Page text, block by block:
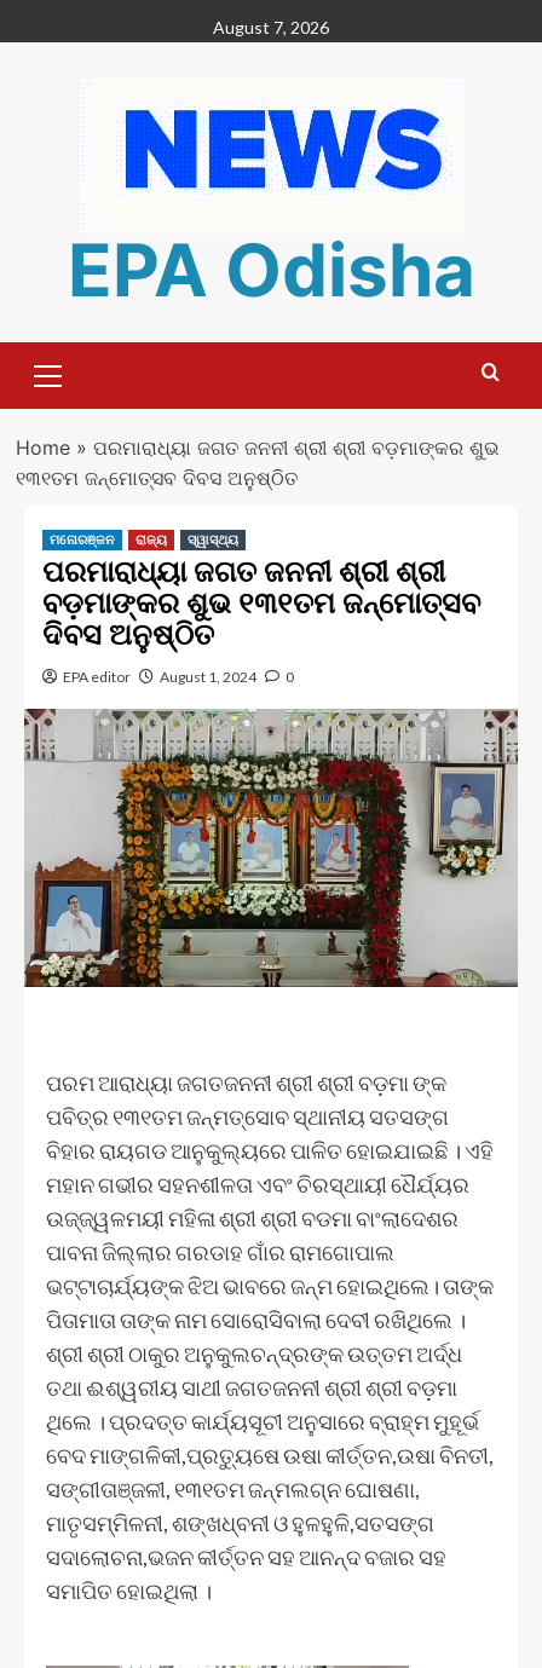
to
August 7, 2026
EPA Odisha
Menu
Home» ପରମାରାଧ୍ୟା ଜଗତ ଜନନୀ ଶ୍ରୀ ଶ୍ରୀ ବଡ଼ମାଙ୍କର ଶୁଭ
୧୩୧ତମ ଜନ୍ମୋତ୍ସବ ଦିବସ ଅନୁଷ୍ଠିତ
ମନୋରଞ୍ଜନ ରାଜ୍ୟ ସ୍ୱାସ୍ଥ୍ୟ
ପରମାରାଧ୍ୟା ଜଗତ ଜନନୀ ଶ୍ରୀ ଶ୍ରୀ
ବଡ଼ମାଙ୍କର ଶୁଭ ୧୩୧ତମ ଜନ୍ମୋତ୍ସବ
ଦିବସ ଅନୁଷ୍ଠିତ
EPA editor August 1, 2024 0
ପରମ ଆରାଧ୍ୟା ଜଗତଜନନୀ ଶ୍ରୀ ଶ୍ରୀ ବଡ଼ମା ଙ୍କ
ପବିତ୍ର ୧୩୧ତମ ଜନ୍ମତ୍ସୋବ ସ୍ଥାନୀୟ ସତସଙ୍ଗ
ବିହାର ରାୟଗଡ ଆନୁକୁଲ୍ୟରେ ପାଳିତ ହୋଇଯାଇଛି । ଏହି
ମହାନ ଗଭୀର ସହନଶୀଳତା ଏବଂ ଚିରସ୍ଥାୟୀ ଧୈର୍ଯ୍ୟର
ଉଜ୍ଜ୍ୱଳମୟୀ ମହିଳା ଶ୍ରୀ ଶ୍ରୀ ବଡମା ବାଂଲାଦେଶର
ପାବନା ଜିଲ୍ଲାର ଗରଡାହ ଗାଁର ରାମଗୋପାଲ
ଭଟ୍ଟାଚାର୍ଯ୍ୟଙ୍କ ଝିଅ ଭାବରେ ଜନ୍ମ ହୋଇଥିଲେ। ତାଙ୍କ
ପିତାମାତା ତାଙ୍କ ନାମ ସୋରୋସିବାଲା ଦେବୀ ରଖିଥିଲେ ।
ଶ୍ରୀ ଶ୍ରୀ ଠାକୁର ଅନୁକୁଲଚନ୍ଦ୍ରଙ୍କ ଉତ୍ତମ ଅର୍ଦ୍ଧ
ତଥା ଈଶ୍ୱରୀୟ ସାଥୀ ଜଗତଜନନୀ ଶ୍ରୀ ଶ୍ରୀ ବଡ଼ମା
ଥିଲେ । ପ୍ରଦତ୍ତ କାର୍ଯ୍ୟସୂଚୀ ଅନୁସାରେ ବ୍ରାହ୍ମ ମୁହୂର୍ଭ
ବେଦ ମାଙ୍ଗଳିକୀ,ପ୍ରତ୍ୟୁଷେ ଉଷା କୀର୍ତ୍ତନ,ଉଷା ବିନତୀ,
ସଙ୍ଗୀତାଞ୍ଜଳୀ, ୧୩୧ତମ ଜନ୍ମଲଗ୍ନ ଘୋଷଣା,
ମାତୃସମ୍ମିଳନୀ, ଶଙ୍ଖଧ୍ବନୀ ଓ ହୁଳହୁଳି,ସତସଙ୍ଗ
ସଦାଲୋଚନା,ଭଜନ କୀର୍ତ୍ତନ ସହ ଆନନ୍ଦ ବଜାର ସହ
ସମାପିତ ହୋଇଥିଲା ।